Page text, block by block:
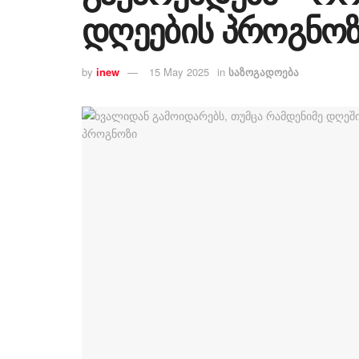
დღეების
by inew 15 May 2025 in საზოგადოება